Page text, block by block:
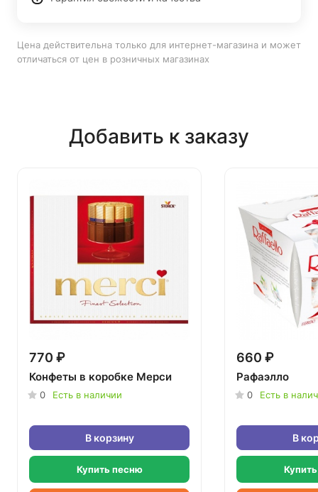
Цена действительна только для интернет-магазина и может
отличаться от цен в розничных магазинах
Добавить к заказу
770 ₽
Конфеты в коробке Мерси
0 Есть в наличии
В корзину
Купить песню
660 ₽
Рафаэлло
0 Есть в
В